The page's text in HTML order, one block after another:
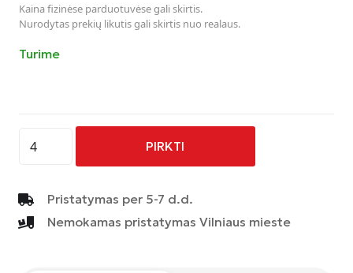
Kaina fizinėse parduotuvėse gali skirtis.
Nurodytas prekių likutis gali skirtis nuo realaus.
Turime
kiekis:
-
AC-
MB1
PIRKTI
Pristatymas per 5-7 d.d.
Nemokamas pristatymas Vilniaus mieste